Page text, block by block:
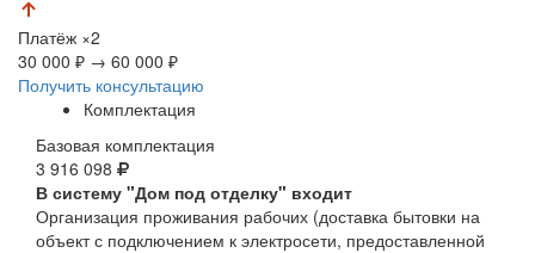
Платёж ×2
30 000 ₽ → 60 000 ₽
Получить консультацию
Комплектация
Базовая комплектация
3 916 098
В систему "Дом под отделку" входит
Организация проживания рабочих (доставка бытовки на
объект с подключением к электросети, предоставленной